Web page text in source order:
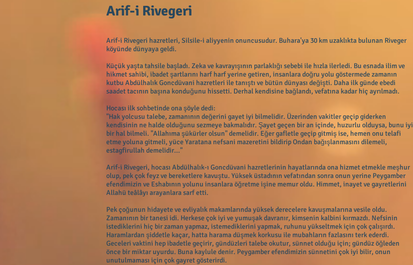
Arif-i Rivegeri
Arif-i Rivegeri hazretleri, Silsile-i aliyyenin onuncusudur. Buhara'ya 30 km uzaklıkta bulunan Riveger
köyünde dünyaya geldi.
Küçük yaşta tahsile başladı. Zeka ve kavrayışının parlaklığı sebebi ile hızla ilerledi. Bu esnada ilim ve
hikmet sahibi, ibadet şartlarını harf harf yerine getiren, insanlara doğru yolu göstermede zamanın
kutbu Abdülhalık Goncdüvani hazretleri ile tanıştı ve bütün dünyası değişti. Daha ilk günde ebedi
saadet tacının başına konduğunu hissetti. Derhal kendisine bağlandı, vefatına kadar hiç ayrılmadı.
Hocası ilk sohbetinde ona şöyle dedi:
"Hak yolcusu talebe, zamanının değerini gayet iyi bilmelidir. Üzerinden vakitler geçip giderken
kendisinin ne halde olduğunu sezmeye bakmalıdır. Şayet geçen bir an içinde, huzurlu olduysa, bunu iyi
bir hal bilmeli. "Allahıma şükürler olsun" demelidir. Eğer gafletle geçip gitmiş ise, hemen onu telafi
etme yoluna gitmeli, yüce Yaratana nefsani mazeretini bildirip Ondan bağışlanmasını dilemeli,
estagfirullah demelidir..."
Arif-i Rivegeri, hocası Abdülhalık-ı Goncdüvani hazretlerinin hayatlarında ona hizmet etmekle meşhur
olup, pek çok feyz ve bereketlere kavuştu. Yüksek üstadının vefatından sonra onun yerine Peygamber
efendimizin ve Eshabının yolunu insanlara öğretme işine memur oldu. Himmet, inayet ve gayretlerini
Allahü teâlâyı arayanlara sarf etti.
Pek çoğunun hidayete ve evliyalık makamlarında yüksek derecelere kavuşmalarına vesile oldu.
Zamanının bir tanesi idi. Herkese çok iyi ve yumuşak davranır, kimsenin kalbini kırmazdı. Nefsinin
istediklerini hiç bir zaman yapmaz, istemediklerini yapmak, ruhunu yükseltmek için çok çalışırdı.
Haramlardan şiddetle kaçar, hatta harama düşmek korkusu ile mubahların fazlasını terk ederdi.
Geceleri vaktini hep ibadetle geçirir, gündüzleri talebe okutur, sünnet olduğu için; gündüz öğleden
önce bir miktar uyurdu. Buna kaylule denir. Peygamber efendimizin sünnetini çok iyi bilir, onun
unutulmaması için çok gayret gösterirdi.